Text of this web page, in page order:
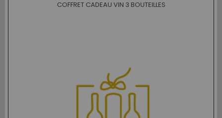
COFFRET CADEAU VIN 3 BOUTEILLES